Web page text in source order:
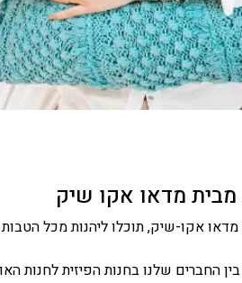
מבית מדאו אקו שיק
אקו-שיק, תוכלו ליהנות מכל
החברים שלנו בחנות הפיזית לחנות